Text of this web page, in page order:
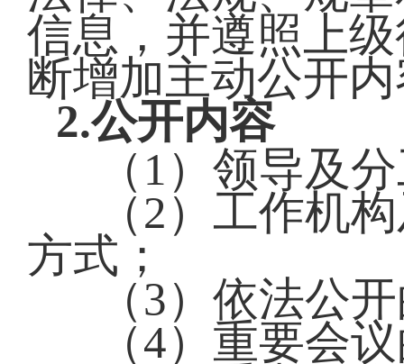
信息，并遵照上
断增加主动公开
2.公开内容
（1）领导及
（2）工作机
方式；
（3）依法公
（4）重要会